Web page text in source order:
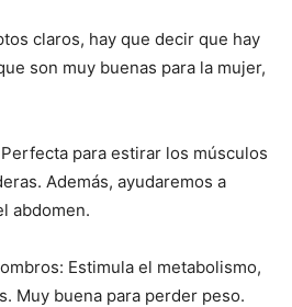
claros, hay que decir que hay
son muy buenas para la mujer,
para estirar los músculos
Además, ayudaremos a
abdomen.
Estimula el metabolismo,
Muy buena para perder peso.